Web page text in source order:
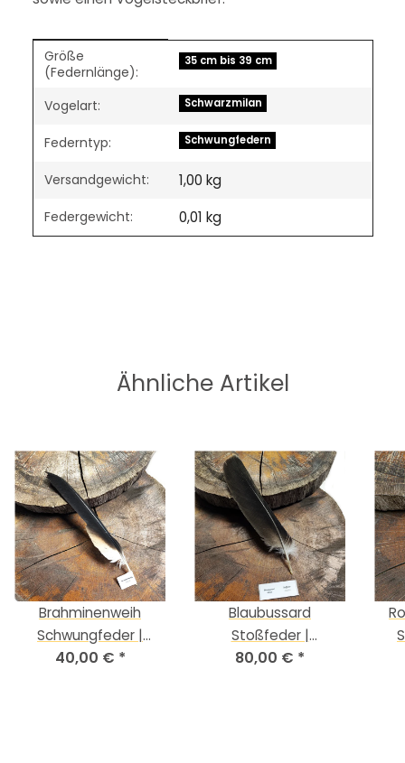
Produkteigenschaft
Wert
Größe
(Federnlänge):
35 cm bis 39 cm
Vogelart: Schwarzmilan
Federntyp: Schwungfedern
Versandgewicht: 1,00 kg
Federgewicht: 0,01 kg
Ähnliche Artikel
Brahminenweih
Schwungfeder |
Vogelfeder | Nr.
40,00 € *
Blaubussard
Stoßfeder |
Vogelfeder | Nr. 00560
80,00 € *